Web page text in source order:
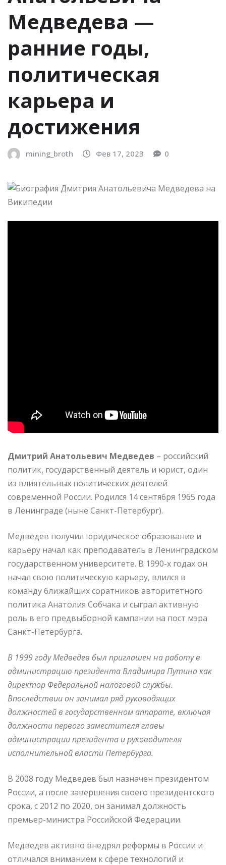
Медведева —
ранние годы,
политическая
карьера и
достижения
mining_broth Фев 17, 2023 0
Дмитрий Анатольевич Медведев – российский
политик, государственный деятель и юрист, один
из влиятельных политических деятелей
современной России. Родился 14 сентября 1965 года
в Ленинграде (ныне Санкт-Петербург).
Медведев получил юридическое образование и
карьеру начал как преподаватель в Ленинградском
государственном университете. В 1990-х годах он
начал свою политическую карьеру, влился в
команду ближайших соратников авторитетного
политика Анатолия Собчака и сыграл активную
роль в его предвыборной кампании на пост мэра
Санкт-Петербурга.
В 1999 году Медведев был приглашен на работу в
администрацию президента Владимира Путина как
директор Федеральной налоговой службы.
Впоследствии он занимал ряд руководящих
должностей в государственном аппарате, включая
должности первого заместителя главы
администрации президента и руководителя
исполнительной власти Петербурга.
В 2008 году Медведев был назначен президентом
России, а после завершения своего президентского
срока, с 2012 по 2020, он занимал должность
премьер-министра Российской Федерации.
Медведев активно внедрял реформы в России и
отличался вниманием к сфере технологий и